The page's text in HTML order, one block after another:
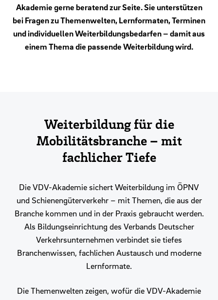
Akademie gerne beratend zur Seite. Sie unterstützen
bei Fragen zu Themenwelten, Lernformaten, Terminen
und individuellen Weiterbildungsbedarfen – damit aus
einem Thema die passende Weiterbildung wird.
Weiterbildung für die
Mobilitätsbranche – mit
fachlicher Tiefe
Die VDV-Akademie sichert Weiterbildung im ÖPNV
und Schienengüterverkehr – mit Themen, die aus der
Branche kommen und in der Praxis gebraucht werden.
Als Bildungseinrichtung des Verbands Deutscher
Verkehrsunternehmen verbindet sie tiefes
Branchenwissen, fachlichen Austausch und moderne
Lernformate.
Die Themenwelten zeigen, wofür die VDV-Akademie